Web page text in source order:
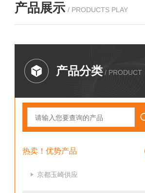
产品展示 / PRODUCTS PLAY
产品分类 / PRODUCT
热卖！优势产品
京都玉崎供应